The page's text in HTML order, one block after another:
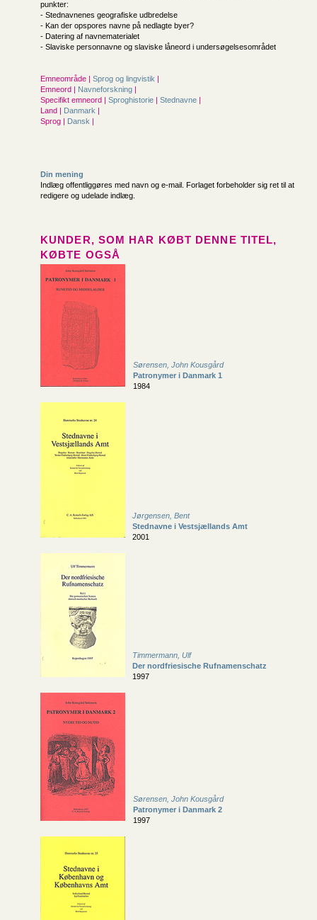
punkter:
- Stednavnenes geografiske udbredelse
- Kan der opspores navne på nedlagte byer?
- Datering af navnematerialet
- Slaviske personnavne og slaviske låneord i undersøgelsesområdet
Emneområde | Sprog og lingvistik |
Emneord | Navneforskning |
Specifikt emneord | Sproghistorie | Stednavne |
Land | Danmark |
Sprog | Dansk |
Din mening
Indlæg offentliggøres med navn og e-mail. Forlaget forbeholder sig ret til at
redigere og udelade indlæg.
KUNDER, SOM HAR KØBT DENNE TITEL,
KØBTE OGSÅ
Sørensen, John Kousgård
Patronymer i Danmark 1
1984
Jørgensen, Bent
Stednavne i Vestsjællands Amt
2001
Timmermann, Ulf
Der nordfriesische Rufnamenschatz
1997
Sørensen, John Kousgård
Patronymer i Danmark 2
1997